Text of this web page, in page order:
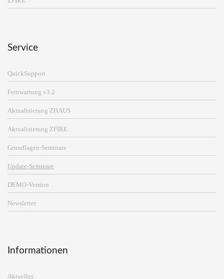
Service
QuickSupport
Fernwartung v3.2
Aktualisierung ZHAUS
Aktualisierung ZFIRE
Grundlagen-Seminare
Update-Seminare
DEMO-Version
Newsletter
Informationen
Aktuelles